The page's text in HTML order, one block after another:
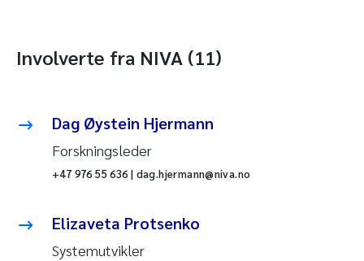
Involverte fra NIVA (11)
Dag Øystein Hjermann
Forskningsleder
+47 976 55 636 | dag.hjermann@niva.no
Elizaveta Protsenko
Systemutvikler